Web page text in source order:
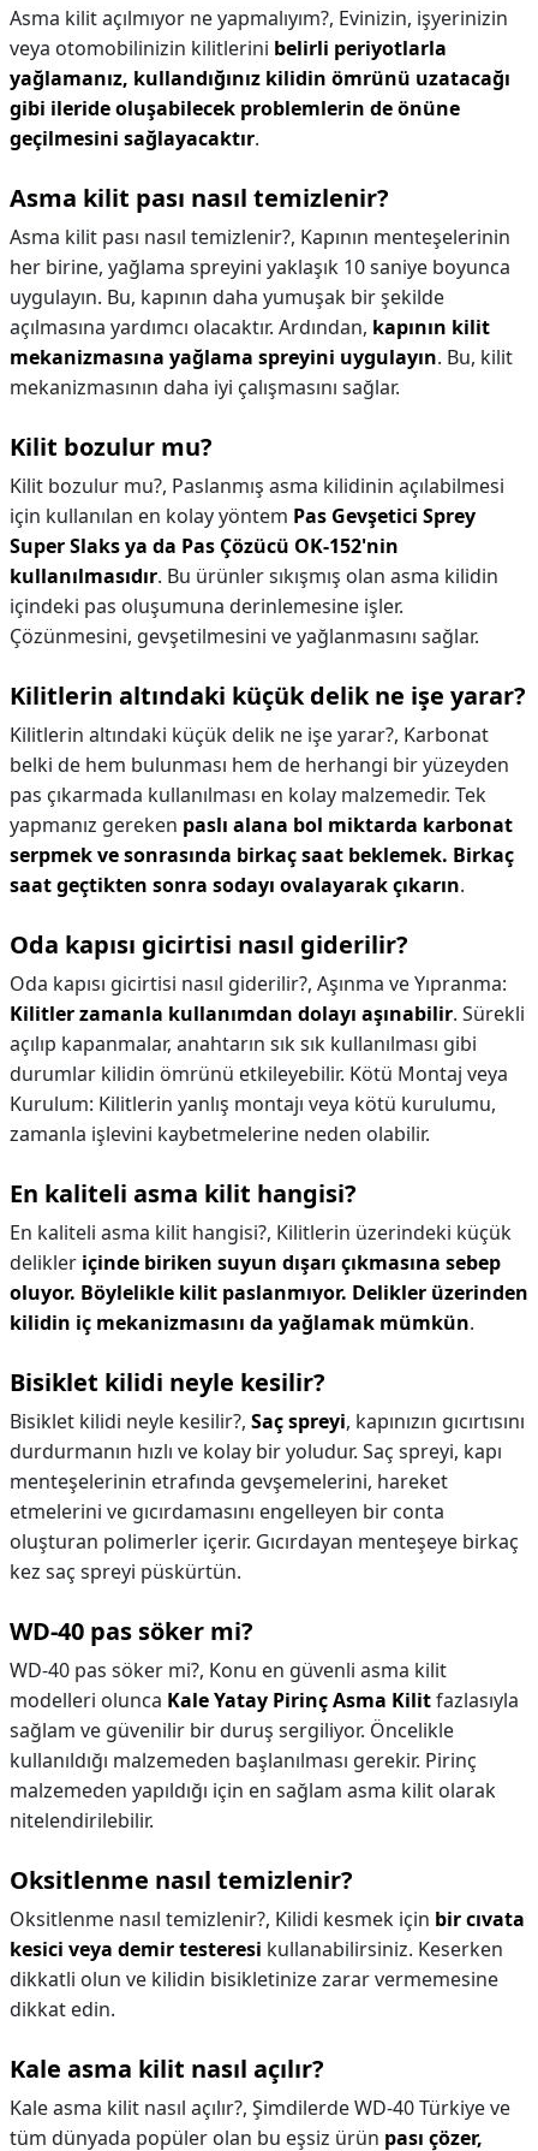
Asma kilit açılmıyor ne yapmalıyım?, Evinizin, işyerinizin
veya otomobilinizin kilitlerini belirli periyotlarla
yağlamanız, kullandığınız kilidin ömrünü uzatacağı
gibi ileride oluşabilecek problemlerin de önüne
geçilmesini sağlayacaktır.
Asma kilit pası nasıl temizlenir?
Asma kilit pası nasıl temizlenir?, Kapının menteşelerinin
her birine, yağlama spreyini yaklaşık 10 saniye boyunca
uygulayın. Bu, kapının daha yumuşak bir şekilde
açılmasına yardımcı olacaktır. Ardından, kapının kilit
mekanizmasına yağlama spreyini uygulayın. Bu, kilit
mekanizmasının daha iyi çalışmasını sağlar.
Kilit bozulur mu?
Kilit bozulur mu?, Paslanmış asma kilidinin açılabilmesi
için kullanılan en kolay yöntem Pas Gevşetici Sprey
Super Slaks ya da Pas Çözücü OK-152'nin
kullanılmasıdır. Bu ürünler sıkışmış olan asma kilidin
içindeki pas oluşumuna derinlemesine işler.
Çözünmesini, gevşetilmesini ve yağlanmasını sağlar.
Kilitlerin altındaki küçük delik ne işe yarar?
Kilitlerin altındaki küçük delik ne işe yarar?, Karbonat
belki de hem bulunması hem de herhangi bir yüzeyden
pas çıkarmada kullanılması en kolay malzemedir. Tek
yapmanız gereken paslı alana bol miktarda karbonat
serpmek ve sonrasında birkaç saat beklemek. Birkaç
saat geçtikten sonra sodayı ovalayarak çıkarın.
Oda kapısı gicirtisi nasıl giderilir?
Oda kapısı gicirtisi nasıl giderilir?, Aşınma ve Yıpranma:
Kilitler zamanla kullanımdan dolayı aşınabilir. Sürekli
açılıp kapanmalar, anahtarın sık sık kullanılması gibi
durumlar kilidin ömrünü etkileyebilir. Kötü Montaj veya
Kurulum: Kilitlerin yanlış montajı veya kötü kurulumu,
zamanla işlevini kaybetmelerine neden olabilir.
En kaliteli asma kilit hangisi?
En kaliteli asma kilit hangisi?, Kilitlerin üzerindeki küçük
delikler içinde biriken suyun dışarı çıkmasına sebep
oluyor. Böylelikle kilit paslanmıyor. Delikler üzerinden
kilidin iç mekanizmasını da yağlamak mümkün.
Bisiklet kilidi neyle kesilir?
Bisiklet kilidi neyle kesilir?, Saç spreyi, kapınızın gıcırtısını
durdurmanın hızlı ve kolay bir yoludur. Saç spreyi, kapı
menteşelerinin etrafında gevşemelerini, hareket
etmelerini ve gıcırdamasını engelleyen bir conta
oluşturan polimerler içerir. Gıcırdayan menteşeye birkaç
kez saç spreyi püskürtün.
WD-40 pas söker mi?
WD-40 pas söker mi?, Konu en güvenli asma kilit
modelleri olunca Kale Yatay Pirinç Asma Kilitfazlasıyla
sağlam ve güvenilir bir duruş sergiliyor. Öncelikle
kullanıldığı malzemeden başlanılması gerekir. Pirinç
malzemeden yapıldığı için en sağlam asma kilit olarak
nitelendirilebilir.
Oksitlenme nasıl temizlenir?
Oksitlenme nasıl temizlenir?, Kilidi kesmek için bir cıvata
kesici veya demir testeresi kullanabilirsiniz. Keserken
dikkatli olun ve kilidin bisikletinize zarar vermemesine
dikkat edin.
Kale asma kilit nasıl açılır?
Kale asma kilit nasıl açılır?, Şimdilerde WD-40 Türkiye ve
tüm dünyada popüler olan bu eşsiz ürün pası çözer,